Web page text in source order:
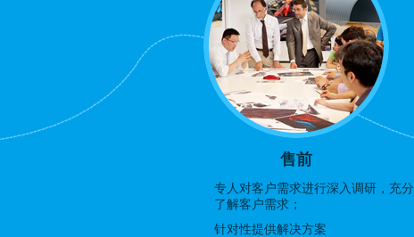
售前
专人对客户需求进行深入调研，充分
了解客户需求；
针对性提供解决方案